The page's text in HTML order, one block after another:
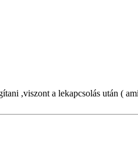
,viszont a lekapcsolás után (